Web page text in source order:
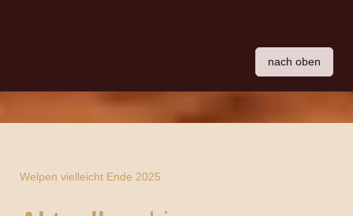
nach oben
Welpen vielleicht Ende 2025